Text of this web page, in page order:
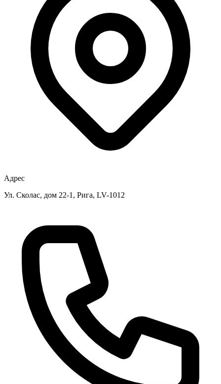
Адрес
Ул. Сколас, дом 22-1, Рига, LV-1012